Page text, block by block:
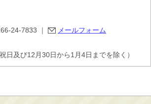
24-7833 ｜
メールフォーム
日及び12月30日から1月4日までを除く）